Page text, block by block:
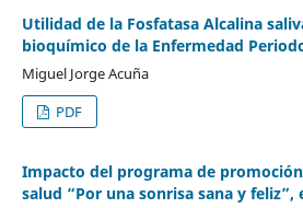
Utilidad de la Fosfatasa Alcalina
bioquímico de la Enfermedad
Miguel Jorge Acuña
PDF
Impacto del programa de
salud “Por una sonrisa sana y